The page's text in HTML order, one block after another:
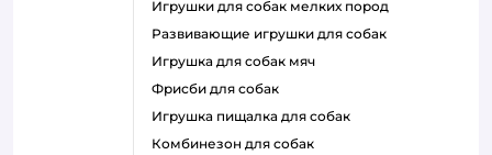
игрушки для собак мелких пород
развивающие игрушки для собак
игрушка для собак мяч
фрисби для собак
игрушка пищалка для собак
комбинезон для собак